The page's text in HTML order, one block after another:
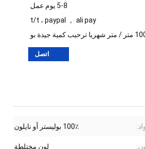
5-8 يوم عمل
t/t ، paypal ， ali pay
كمية جيدة بو
اتصل
100٪ بوليستر أو نايلون
لون مختلطة